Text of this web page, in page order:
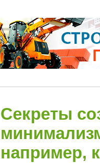
Секреты
например,